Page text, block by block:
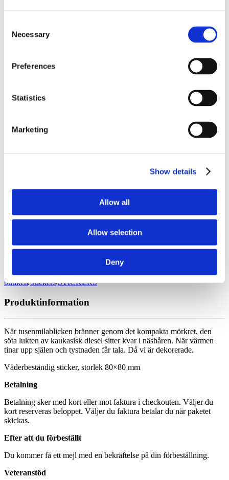
Selection
Necessary
Preferences
Statistics
Marketing
Show details
Allow all
Allow selection
Deny
59
TV
mängd
Artikelnr: RANGER TV - Sticker Kategorier:Allt i
butiken/Stickers/STICKERS
Produktinformation
När tusenmilablicken bränner genom det kompakta mörkret, den
söta lukten av kaukasisk diesel sitter kvar i näshåren. När värmen
tinar upp själen och tystnaden får tala. Då vi är dekorerade.
Väderbeständig sticker, storlek 80×80 mm
Betalning
Betalning sker med kort eller mot faktura i checkouten. Väljer du
kort reserveras beloppet. Väljer du faktura betalar du när paketet
skickas.
Efter att du förbeställt
Du kommer få ett mejl med en bekräftelse på din förbeställning.
Veteranstöd